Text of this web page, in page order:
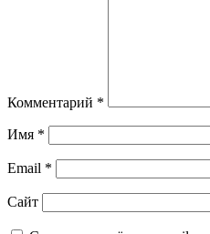
Комментарий *
Имя *
Email *
Сайт